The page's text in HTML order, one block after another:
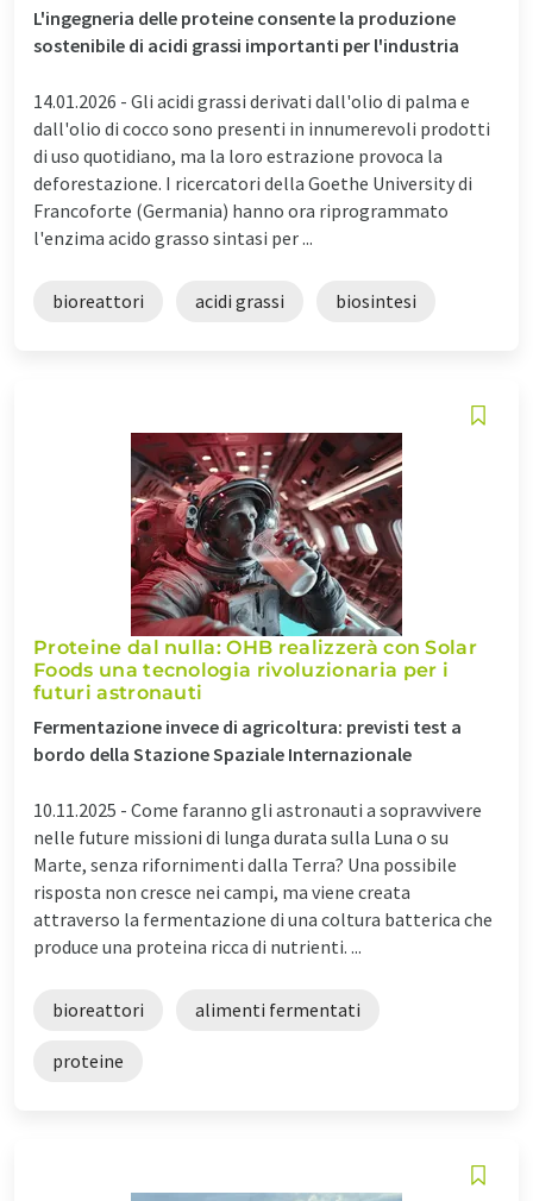
L'ingegneria delle proteine consente la produzione
sostenibile di acidi grassi importanti per l'industria
14.01.2026 - Gli acidi grassi derivati dall'olio di palma e
dall'olio di cocco sono presenti in innumerevoli prodotti
di uso quotidiano, ma la loro estrazione provoca la
deforestazione. I ricercatori della Goethe University di
Francoforte (Germania) hanno ora riprogrammato
l'enzima acido grasso sintasi per ...
bioreattori acidi grassi biosintesi
Proteine dal nulla: OHB realizzerà con Solar
Foods una tecnologia rivoluzionaria per i
futuri astronauti
Fermentazione invece di agricoltura: previsti test a
bordo della Stazione Spaziale Internazionale
10.11.2025 - Come faranno gli astronauti a sopravvivere
nelle future missioni di lunga durata sulla Luna o su
Marte, senza rifornimenti dalla Terra? Una possibile
risposta non cresce nei campi, ma viene creata
attraverso la fermentazione di una coltura batterica che
produce una proteina ricca di nutrienti. ...
bioreattori alimenti fermentati
proteine